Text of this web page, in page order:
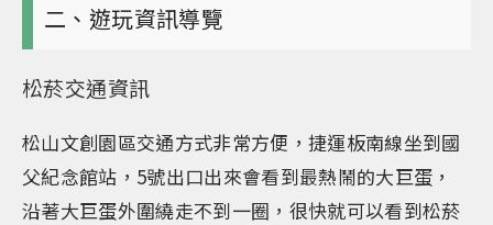
二、遊玩資訊導覽
松菸交通資訊
松山文創園區交通方式非常方便，捷運板南線坐到國
父紀念館站，5號出口出來會看到最熱鬧的大巨蛋，
沿著大巨蛋外圍繞走不到一圈，很快就可以看到松菸